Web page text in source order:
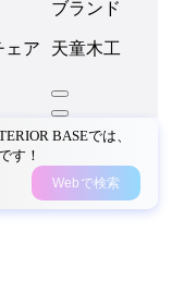
ェア
ブランド
天童木工
BASEでは、
す！
Webで検索